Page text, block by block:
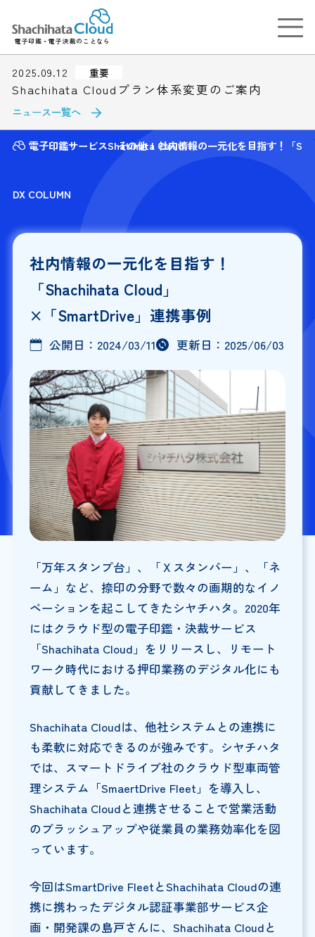
電子印鑑・電子決裁のことなら
2025.09.12 重要
Shachihata Cloudプラン体系変更のご案内
ニュース一覧へ
電子印鑑サービスShatihata Cloud
その他 社内情報の一元化を目指す！「
DX COLUMN
社内情報の一元化を目指す！
「Shachihata Cloud」
×「SmartDrive」連携事例
公開日： 2024/03/11 更新日： 2025/06/03
「万年スタンプ台」、「Ｘスタンパー」、「ネ
ーム」など、捺印の分野で数々の画期的なイノ
ベーションを起こしてきたシヤチハタ。2020年
にはクラウド型の電子印鑑・決裁サービス
「Shachihata Cloud」をリリースし、リモート
ワーク時代における押印業務のデジタル化にも
貢献してきました。
Shachihata Cloudは、他社システムとの連携に
も柔軟に対応できるのが強みです。シヤチハタ
では、スマートドライブ社のクラウド型車両管
理システム「SmaertDrive Fleet」を導入し、
Shachihata Cloudと連携させることで営業活動
のブラッシュアップや従業員の業務効率化を図
っています。
今回はSmartDrive FleetとShachihata Cloudの連
携に携わったデジタル認証事業部サービス企
画・開発課の島戸さんに、Shachihata Cloudと